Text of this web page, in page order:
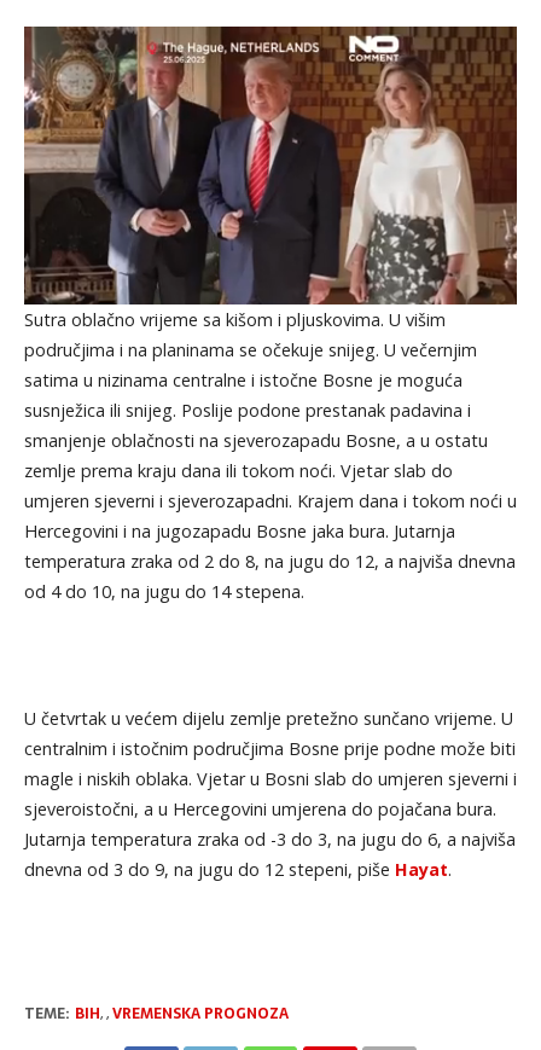
Sutra oblačno vrijeme sa kišom i pljuskovima. U višim
područjima i na planinama se očekuje snijeg. U večernjim
satima u nizinama centralne i istočne Bosne je moguća
susnježica ili snijeg. Poslije podone prestanak padavina i
smanjenje oblačnosti na sjeverozapadu Bosne, a u ostatu
zemlje prema kraju dana ili tokom noći. Vjetar slab do
umjeren sjeverni i sjeverozapadni. Krajem dana i tokom noći u
Hercegovini i na jugozapadu Bosne jaka bura. Jutarnja
temperatura zraka od 2 do 8, na jugu do 12, a najviša dnevna
od 4 do 10, na jugu do 14 stepena.
U četvrtak u većem dijelu zemlje pretežno sunčano vrijeme. U
centralnim i istočnim područjima Bosne prije podne može biti
magle i niskih oblaka. Vjetar u Bosni slab do umjeren sjeverni i
sjeveroistočni, a u Hercegovini umjerena do pojačana bura.
Jutarnja temperatura zraka od -3 do 3, na jugu do 6, a najviša
dnevna od 3 do 9, na jugu do 12 stepeni, piše Hayat.
TEME: BIH,,VREMENSKA PROGNOZA